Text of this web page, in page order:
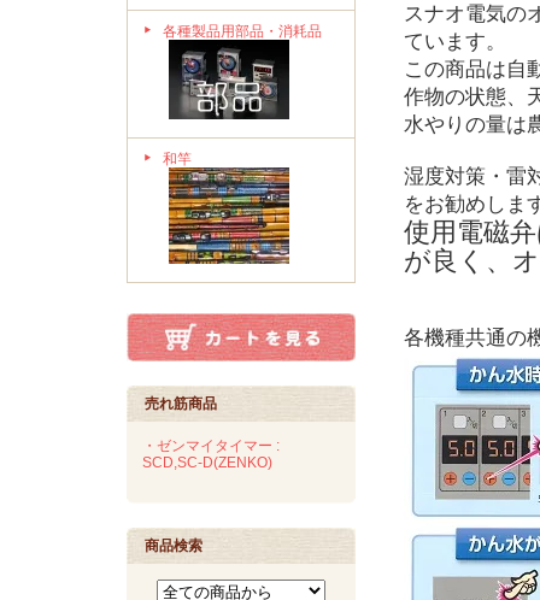
各種製品用部品・消耗品
和竿
売れ筋商品
・ゼンマイタイマー :
SCD,SC-D(ZENKO)
商品検索
スナオ電気の
ています。
この商品は自
作物の状態、
水やりの量は
湿度対策・雷
をお勧めしま
使用電磁
が良く、
各機種共通の